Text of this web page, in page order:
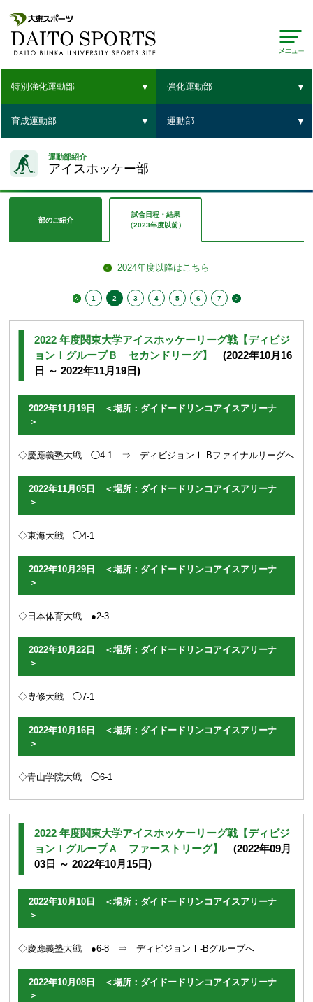
特別強化運動部 強化運動部
育成運動部 運動部
運動部紹介
アイスホッケー部
部のご紹介
試合日程・結果
（2023年度以前）
2024年度以降はこちら
1 2 3 4 5 6 7
2022 年度関東大学アイスホッケーリーグ戦【ディビジ
ョンＩグループＢ セカンドリーグ】
(2022年10月16
日 ～ 2022年11月19日)
2022年11月19日 ＜場所：ダイドードリンコアイスアリーナ
＞
◇慶應義塾大戦 ◯4-1 ⇒ディビジョンⅠ-Bファイナルリーグへ
2022年11月05日 ＜場所：ダイドードリンコアイスアリーナ
＞
◇東海大戦 ◯4-1
2022年10月29日 ＜場所：ダイドードリンコアイスアリーナ
＞
◇日本体育大戦 ●2-3
2022年10月22日 ＜場所：ダイドードリンコアイスアリーナ
＞
◇専修大戦 ◯7-1
2022年10月16日 ＜場所：ダイドードリンコアイスアリーナ
＞
◇青山学院大戦 ◯6-1
2022 年度関東大学アイスホッケーリーグ戦【ディビジ
ョンＩグループＡ ファーストリーグ】
(2022年09月
03日 ～ 2022年10月15日)
2022年10月10日 ＜場所：ダイドードリンコアイスアリーナ
＞
◇慶應義塾大戦 ●6-8 ⇒ディビジョンⅠ-Bグループへ
2022年10月08日 ＜場所：ダイドードリンコアイスアリーナ
＞